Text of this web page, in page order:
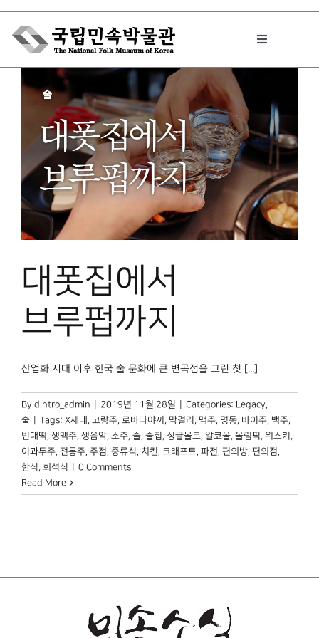
Skip
content
Toggle
박물관에서는
민속이야기
민속 인사이드
원문보기 PDF
박물관 홈페이지
대폿집에서
브루펍까지
산업화 시대 이후 한국 술 문화에 큰 변곡점을 그린 첫 [...]
By dintro_admin 2019년 11월 28일 Categories: Legacy,
술
Tags: X세대 , 고량주, 로바다야끼 , 막걸리 , 맥주, 명동, 바이주, 백주,
빈대떡, 생맥주, 생음악, 소주, 술, 술집, 싱글몰트, 알코올, 올림픽, 위스키 ,
이과두주, 전통주, 주점, 증류식, 치킨, 크래프트, 파전, 편의방, 편의점,
한식, 희석식
0 Comments
Read More